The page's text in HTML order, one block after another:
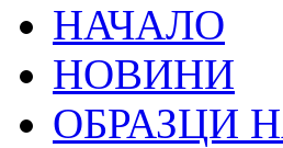
НАЧАЛО
НОВИНИ
ОБРАЗЦИ